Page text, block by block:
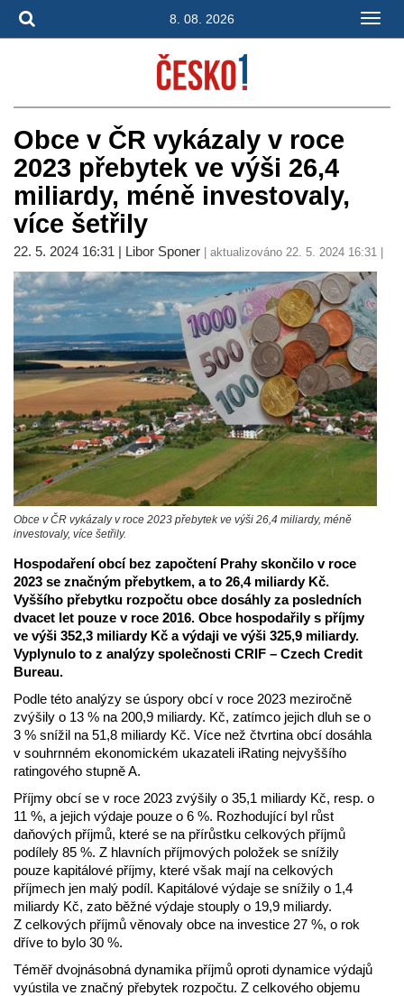
8. 08. 2026
Obce v ČR vykázaly v roce
2023 přebytek ve výši 26,4
miliardy, méně investovaly,
více šetřily
22. 5. 2024 16:31 | Libor Sponer | aktualizováno 22. 5. 2024 16:31 |
Obce v ČR vykázaly v roce 2023 přebytek ve výši 26,4 miliardy, méně
investovaly, více šetřily.
Hospodaření obcí bez započtení Prahy skončilo v roce
2023 se značným přebytkem, a to 26,4 miliardy Kč.
Vyššího přebytku rozpočtu obce dosáhly za posledních
dvacet let pouze v roce 2016. Obce hospodařily s příjmy
ve výši 352,3 miliardy Kč a výdaji ve výši 325,9 miliardy.
Vyplynulo to z analýzy společnosti CRIF – Czech Credit
Bureau.
Podle této analýzy se úspory obcí v roce 2023 meziročně
zvýšily o 13 % na 200,9 miliardy. Kč, zatímco jejich dluh se o
3 % snížil na 51,8 miliardy Kč. Více než čtvrtina obcí dosáhla
v souhrnném ekonomickém ukazateli iRating nejvyššího
ratingového stupně A.
Příjmy obcí se v roce 2023 zvýšily o 35,1 miliardy Kč, resp. o
11 %, a jejich výdaje pouze o 6 %. Rozhodující byl růst
daňových příjmů, které se na přírůstku celkových příjmů
podílely 85 %. Z hlavních příjmových položek se snížily
pouze kapitálové příjmy, které však mají na celkových
příjmech jen malý podíl. Kapitálové výdaje se snížily o 1,4
miliardy Kč, zato běžné výdaje stouply o 19,9 miliardy.
Z celkových příjmů věnovaly obce na investice 27 %, o rok
dříve to bylo 30 %.
Téměř dvojnásobná dynamika příjmů oproti dynamice výdajů
vyústila ve značný přebytek rozpočtu. Z celkového objemu